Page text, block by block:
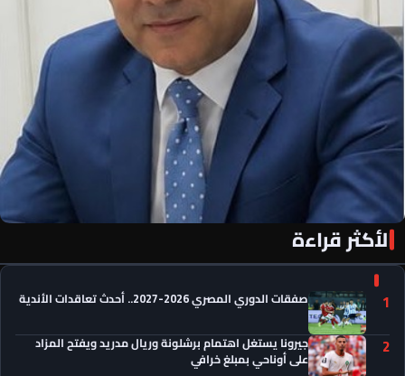
«الأهلي فور يو» لكل أهلاوي في كل مكان
الأكثر قراءة
1 صفقات الدوري المصري 2026-2027.. أحدث تعاقدات الأندية
2 جيرونا يستغل اهتمام برشلونة وريال مدريد ويفتح المزاد
على أوناحي بمبلغ خرافي